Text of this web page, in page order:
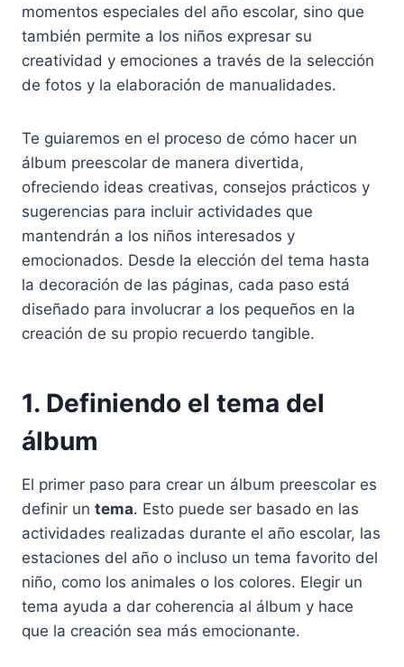
momentos especiales del año escolar, sino que
también permite a los niños expresar su
creatividad y emociones a través de la selección
de fotos y la elaboración de manualidades.
Te guiaremos en el proceso de cómo hacer un
álbum preescolar de manera divertida,
ofreciendo ideas creativas, consejos prácticos y
sugerencias para incluir actividades que
mantendrán a los niños interesados y
emocionados. Desde la elección del tema hasta
la decoración de las páginas, cada paso está
diseñado para involucrar a los pequeños en la
creación de su propio recuerdo tangible.
1. Definiendo el tema del
álbum
El primer paso para crear un álbum preescolar es
definir un tema. Esto puede ser basado en las
actividades realizadas durante el año escolar, las
estaciones del año o incluso un tema favorito del
niño, como los animales o los colores. Elegir un
tema ayuda a dar coherencia al álbum y hace
que la creación sea más emocionante.